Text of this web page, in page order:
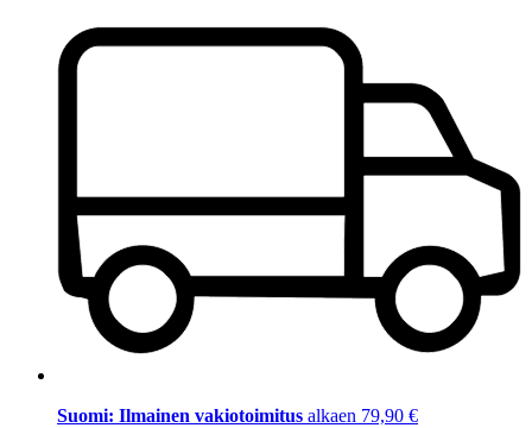
Suomi: Ilmainen vakiotoimitus alkaen 79,90 €